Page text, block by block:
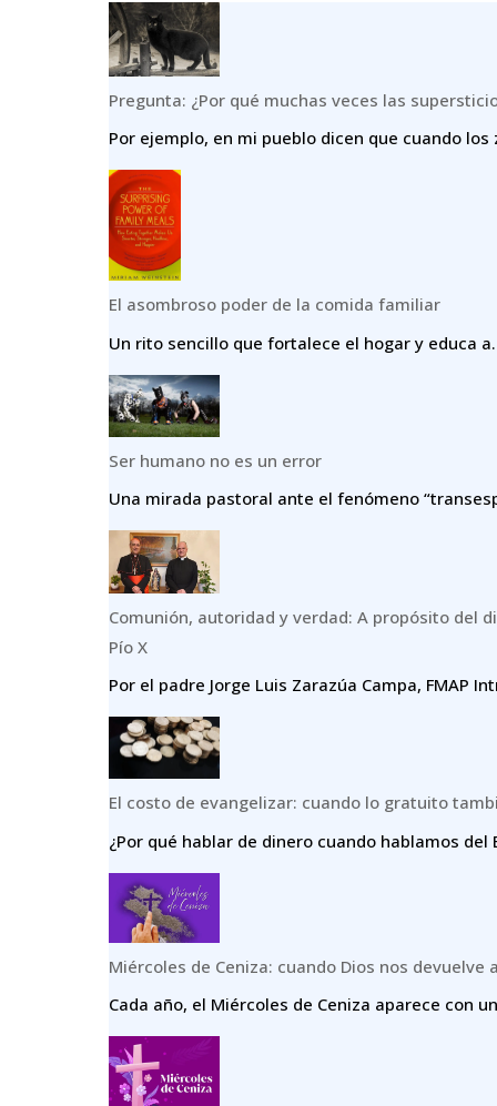
Pregunta: ¿Por qué muchas veces las
Por ejemplo, en mi pueblo dicen que cuando
El asombroso poder de la comida familiar
Un rito sencillo que fortalece el hogar y educa
Ser humano no es un error
Una mirada pastoral ante el fenómeno
Comunión, autoridad y verdad: A propósito del
Pío X
Por el padre Jorge Luis Zarazúa Campa, FMAP
El costo de evangelizar: cuando lo gratuito
¿Por qué hablar de dinero cuando hablamos del
Miércoles de Ceniza: cuando Dios nos devuelve
Cada año, el Miércoles de Ceniza aparece con